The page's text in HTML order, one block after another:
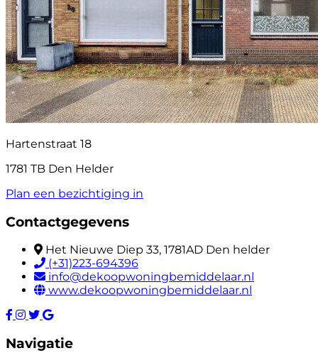
Hartenstraat 18
1781 TB Den Helder
Plan een bezichtiging in
Contactgegevens
Het Nieuwe Diep 33, 1781AD Den helder
(+31)223-694396
info@dekoopwoningbemiddelaar.nl
www.dekoopwoningbemiddelaar.nl
Navigatie